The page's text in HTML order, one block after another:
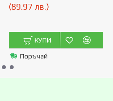
(89.97 лв.)
КУПИ
Поръчай